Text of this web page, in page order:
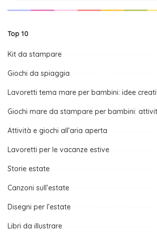
Top 10
Kit da stampare
Giochi da spiaggia
Lavoretti tema mare per bambini: idee
Giochi mare da stampare per bambini:
Attività e giochi all’aria aperta
Lavoretti per le vacanze estive
Storie estate
Canzoni sull’estate
Disegni per l’estate
Libri da illustrare